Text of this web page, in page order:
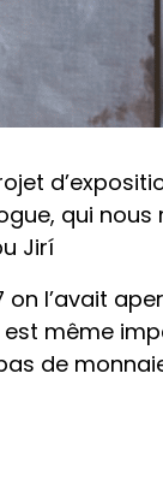
qui
Jirí
on l’avait
est même
de